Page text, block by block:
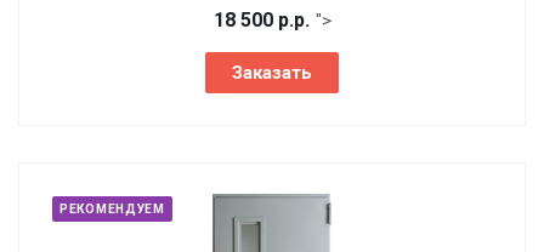
18 500 р.р. ">
Заказать
РЕКОМЕНДУЕМ